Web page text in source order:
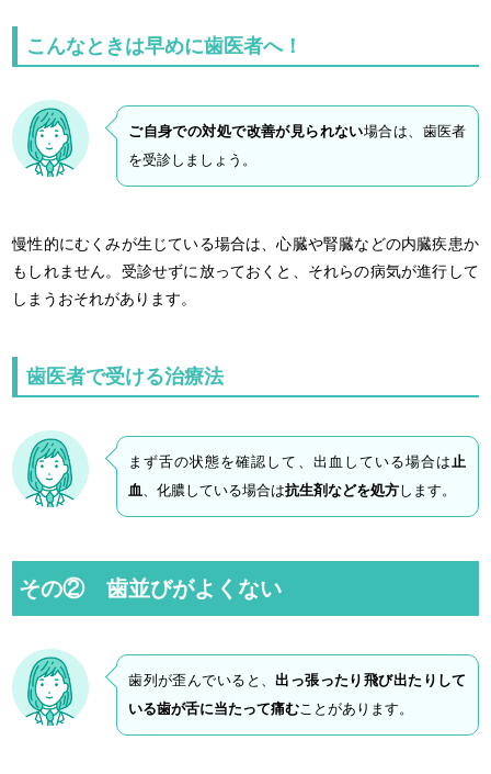
こんなときは早めに歯医者へ！
ご自身での対処で改善が見られない場合は、歯医者
を受診しましょう。
慢性的にむくみが生じている場合は、心臓や腎臓などの内臓疾患か
もしれません。受診せずに放っておくと、それらの病気が進行して
しまうおそれがあります。
歯医者で受ける治療法
まず舌の状態を確認して、出血している場合は 止
血
、化膿している場合は抗生剤などを処方します。
その② 歯並びがよくない
歯列が歪んでいると、出っ張ったり飛び出たりして
いる歯が舌に当たって痛む ことがあります。